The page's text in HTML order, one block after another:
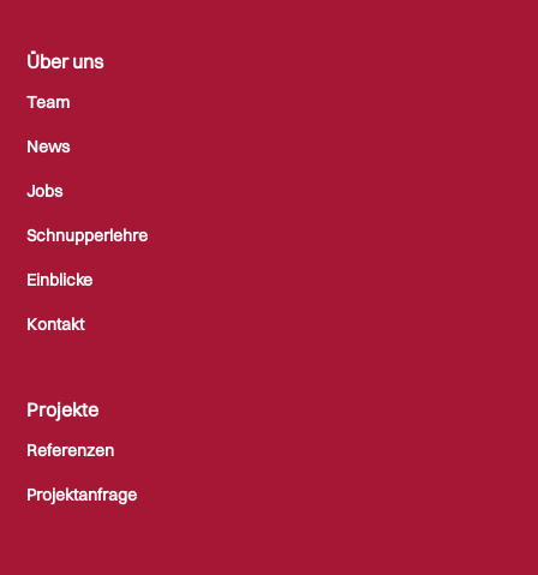
Über uns
Team
News
Jobs
Schnupperlehre
Einblicke
Kontakt
Projekte
Referenzen
Projektanfrage